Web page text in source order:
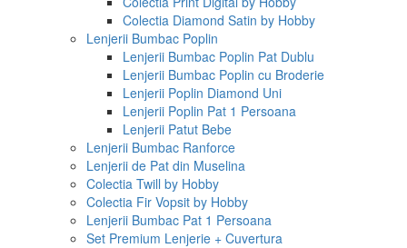
Colectia Diamond Satin by Hobby
Lenjerii Bumbac Poplin
Lenjerii Bumbac Poplin Pat Dublu
Lenjerii Bumbac Poplin cu Broderie
Lenjerii Poplin Diamond Uni
Lenjerii Poplin Pat 1 Persoana
Lenjerii Patut Bebe
Lenjerii Bumbac Ranforce
Lenjerii de Pat din Muselina
Colectia Twill by Hobby
Colectia Fir Vopsit by Hobby
Lenjerii Bumbac Pat 1 Persoana
Set Premium Lenjerie + Cuvertura